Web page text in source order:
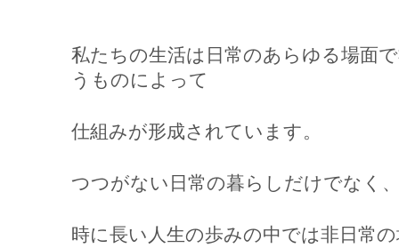
私たちの生活は日常のあらゆる場面
うものによって
仕組みが形成されています。
つつがない日常の暮らしだけでなく
時に長い人生の歩みの中では非日常